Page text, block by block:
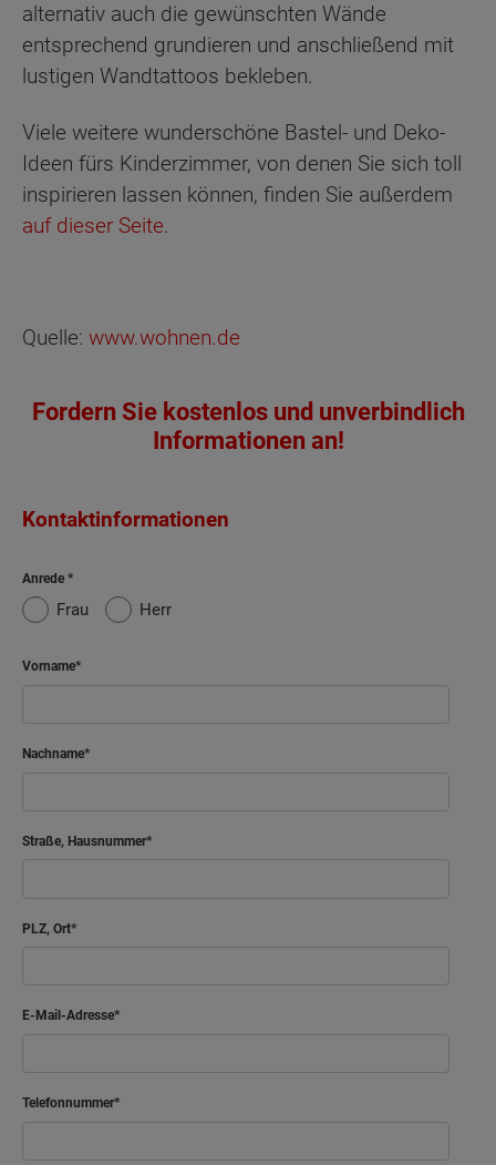
alternativ auch die gewünschten Wände
entsprechend grundieren und anschließend mit
lustigen Wandtattoos bekleben.
Viele weitere wunderschöne Bastel- und Deko-
Ideen fürs Kinderzimmer, von denen Sie sich toll
inspirieren lassen können, finden Sie außerdem
auf dieser Seite.
Quelle: www.wohnen.de
Fordern Sie kostenlos und unverbindlich
Informationen an!
Kontaktinformationen
Anrede
Frau Herr
Vorname
Nachname
Straße, Hausnummer
PLZ, Ort
E-Mail-Adresse
Telefonnummer